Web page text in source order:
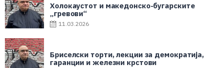
Холокаустот и македонско-бугарските
„гревови“
11.03.2026
Бриселски торти, лекции за демократија,
гаранции и железни крстови